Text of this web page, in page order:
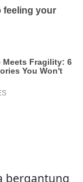
bergantung